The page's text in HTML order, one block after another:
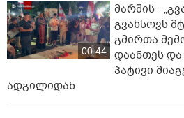
00:44
მარშის -
გვახსოვს
გმირთა
დაანთეს და
პატივი
ადგილიდან